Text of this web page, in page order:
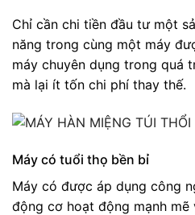
Chỉ cần chi tiền đầu tư một
năng trong cùng một máy
máy chuyên dụng trong quá
mà lại ít tốn chi phí thay thế.
Máy có tuổi thọ bền bỉ
Máy có được áp dụng công
động cơ hoạt động mạnh